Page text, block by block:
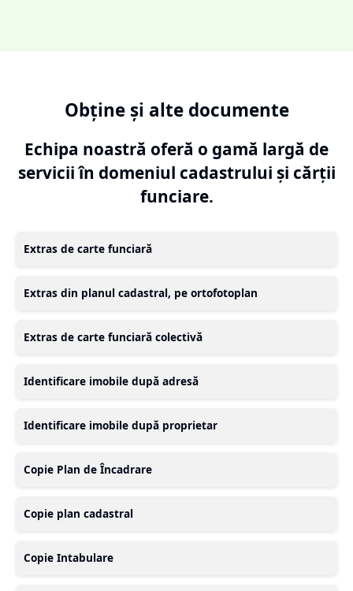
Obține și alte documente
Echipa noastră oferă o gamă largă de
servicii în domeniul cadastrului și cărții
funciare.
Extras de carte funciară
Extras din planul cadastral, pe ortofotoplan
Extras de carte funciară colectivă
Identificare imobile după adresă
Identificare imobile după proprietar
Copie Plan de Încadrare
Copie plan cadastral
Copie Intabulare